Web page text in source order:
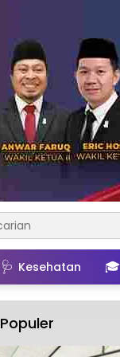
🩺 Kesehatan 🎓
Populer